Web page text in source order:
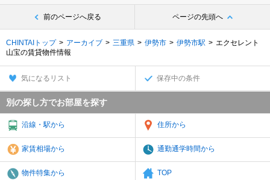
前のページへ戻る ページの先頭へ
CHINTAIトップ アーカイブ 三重県 伊勢市 伊勢市駅
エクセレント
山宝の賃貸物件情報
気になるリスト 保存中の条件
別の探し方でお部屋を探す
沿線・駅から 住所から
家賃相場から 通勤通学時間から
物件特集から TOP